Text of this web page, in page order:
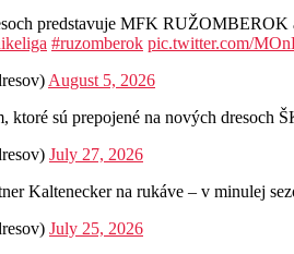
predstavuje MFK RUŽOMBEROK
#ruzomberok pic.twitter.com/
August 5, 2026
ktoré sú prepojené na nových
July 27, 2026
Kaltenecker na rukáve – v minulej
July 25, 2026